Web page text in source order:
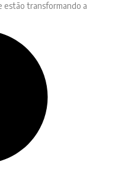
estão transformando a